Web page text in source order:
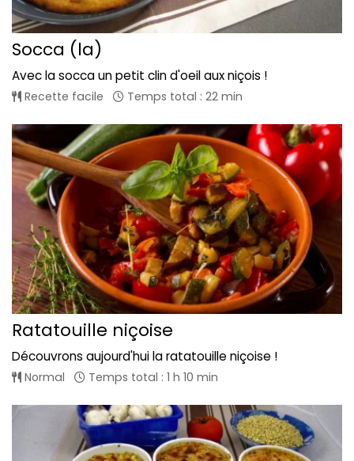
Socca (la)
Avec la socca un petit clin d'oeil aux niçois !
Recette facile Temps total : 22 min
Ratatouille niçoise
Découvrons aujourd'hui la ratatouille niçoise !
Normal Temps total : 1 h 10 min